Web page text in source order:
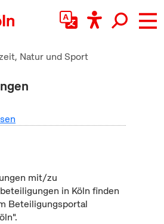
Natur und Sport
mit/zu
in Köln finden
Beteiligungsportal